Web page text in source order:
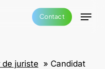
Contact
Menu
juriste » Candidat